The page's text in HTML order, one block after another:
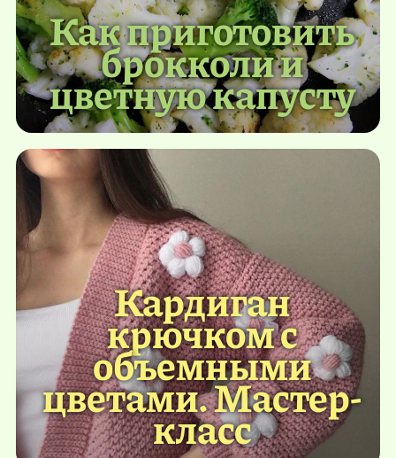
Как приготовить
брокколи и
цветную капусту
Кардиган
крючком с
объемными
цветами. Мастер-
класс